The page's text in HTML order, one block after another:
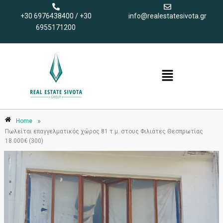
περιεχόμενο
+30 6976438400 / +30
6955171200
info@realestatesivota.gr
Menu
Home »
Πωλείται επαγγελματικός χώρος 81 τ.μ. στους Φιλιάτες Θεσπρωτίας
18.000€ (300)